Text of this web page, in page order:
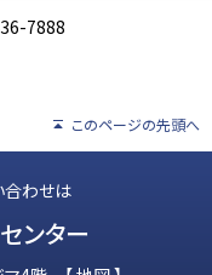
7888
このページの先頭へ
合わせは
ンター